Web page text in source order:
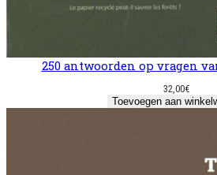
250 antwoorden op vragen
32,00€
Toevoegen aan